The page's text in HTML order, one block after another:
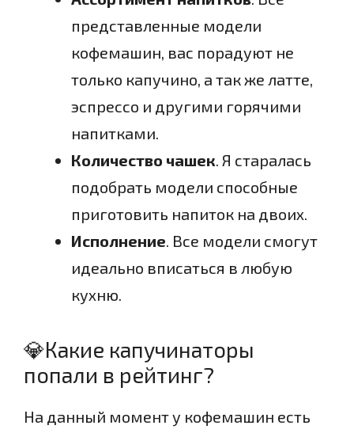
представленные модели
кофемашин, вас порадуют не
только капучино, а так же латте,
эспрессо и другими горячими
напитками.
Количество чашек. Я старалась
подобрать модели способные
приготовить напиток на двоих.
Исполнение. Все модели смогут
идеально вписаться в любую
кухню.
💎Какие капучинаторы
попали в рейтинг?
На данный момент у кофемашин есть